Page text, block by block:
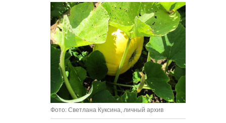
Фото: Светлана Куксина, личный архив